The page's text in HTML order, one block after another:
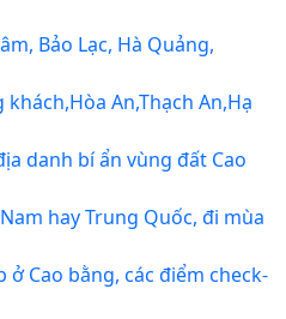
Bảo Lạc, Hà Quảng,
An,Thạch An,Hạ
danh bí ẩn vùng đất Cao
hay Trung Quốc, đi mùa
ở Cao bằng, các điểm check-